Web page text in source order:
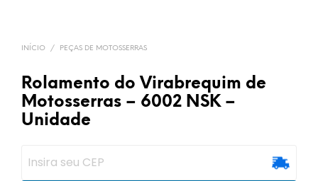
INÍCIO / PEÇAS DE MOTOSSERRAS
Rolamento do Virabrequim de
Motosserras – 6002 NSK –
Unidade